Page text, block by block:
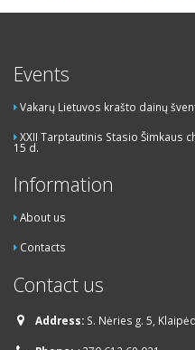
Events
Vakarų Lietuvos krašto dainų
XXII Tarptautinis Stasio Šimkaus
15 d.
Information
About us
Contacts
Contact us
Address: S. Nėries g. 5,